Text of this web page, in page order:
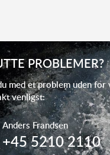
PROBLEMER?
med et problem uden for
venligst:
Anders Frandsen
+45 5210 2110